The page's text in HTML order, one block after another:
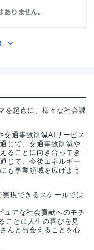
りません。
を起点に、様々な社会課
交通事故削減AIサービス
じて、交通事故削減や
ることに向き合ってき
じて、今後エネルギー
も事業領域を広げよう
現できるスケールでは
ュアな社会貢献へのモチ
ことに人生の喜びを見
んと出会えることを心